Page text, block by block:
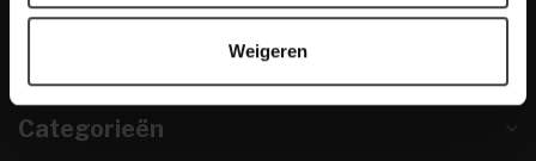
Weigeren
NL857253633B01
Categorieën